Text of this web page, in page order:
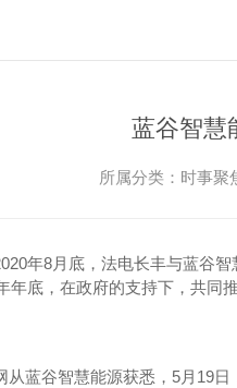
蓝谷智慧
所属分类：时事
年8月底，法电长丰与蓝谷
年底，在政府的支持下，共同
从蓝谷智慧能源获悉，5月19